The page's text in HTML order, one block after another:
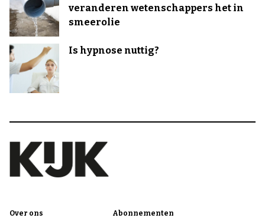
veranderen wetenschappers het in
smeerolie
Is hypnose nuttig?
Over ons Abonnementen